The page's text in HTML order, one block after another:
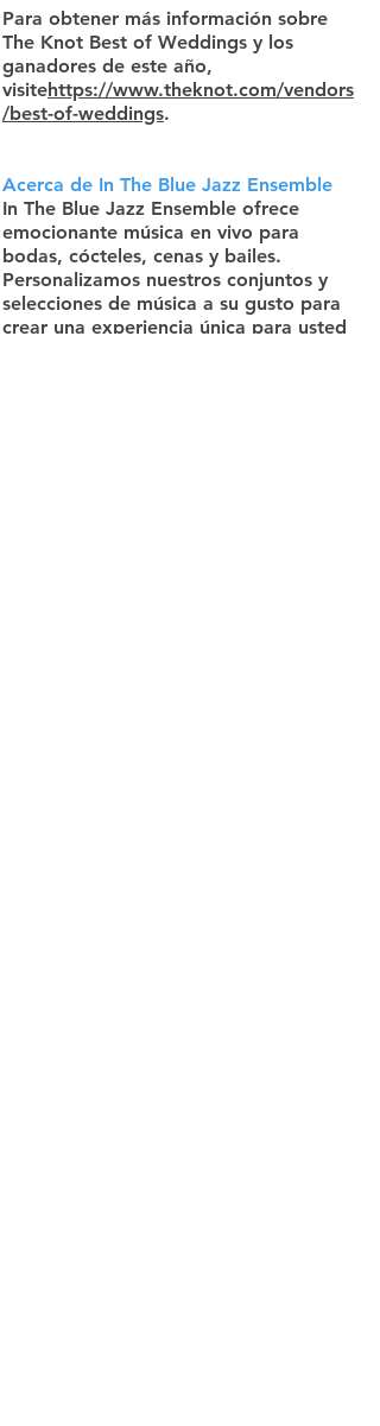
Para obtener más información sobre
The Knot Best of Weddings y los
ganadores de este año,
visitehttps://www.theknot.com/vendors
/best-of-weddings.
Acerca de In The Blue Jazz Ensemble
In The Blue Jazz Ensemble ofrece
emocionante música en vivo para
bodas, cócteles, cenas y bailes.
Personalizamos nuestros conjuntos y
selecciones de música a su gusto para
crear una experiencia única para usted